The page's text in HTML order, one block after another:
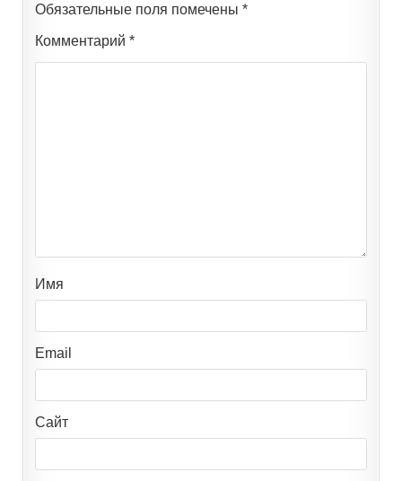
Обязательные поля помечены *
Комментарий *
Имя
Email
Сайт